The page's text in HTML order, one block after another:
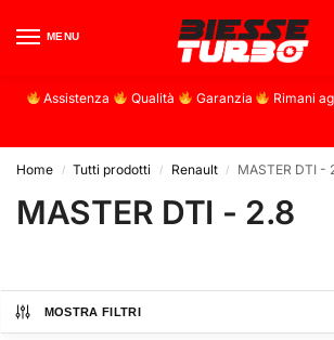
MENU
Assistenza Qualità Garanzia Rimani
Home / Tutti prodotti / Renault / MASTER DTI -
MASTER DTI - 2.8
MOSTRA FILTRI